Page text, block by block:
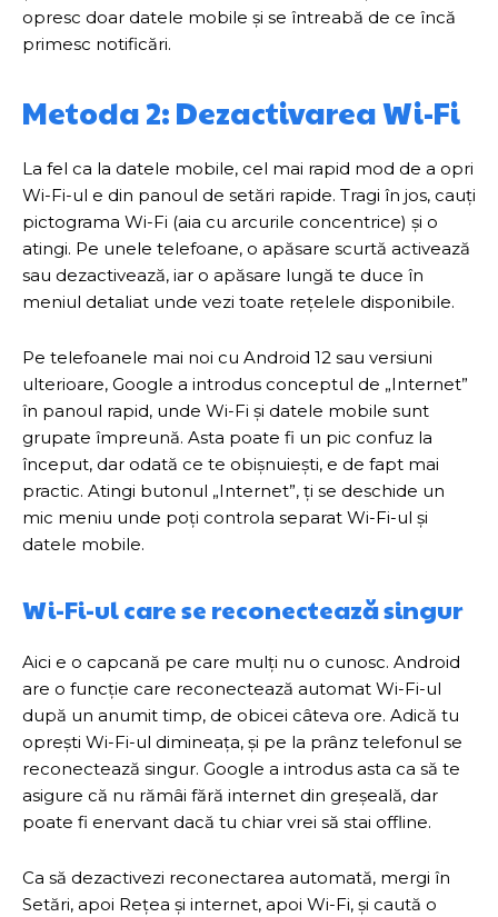
opresc doar datele mobile și se întreabă de ce încă
primesc notificări.
Metoda 2: Dezactivarea Wi-Fi
La fel ca la datele mobile, cel mai rapid mod de a opri
Wi-Fi-ul e din panoul de setări rapide. Tragi în jos, cauți
pictograma Wi-Fi (aia cu arcurile concentrice) și o
atingi. Pe unele telefoane, o apăsare scurtă activează
sau dezactivează, iar o apăsare lungă te duce în
meniul detaliat unde vezi toate rețelele disponibile.
Pe telefoanele mai noi cu Android 12 sau versiuni
ulterioare, Google a introdus conceptul de „Internet”
în panoul rapid, unde Wi-Fi și datele mobile sunt
grupate împreună. Asta poate fi un pic confuz la
început, dar odată ce te obișnuiești, e de fapt mai
practic. Atingi butonul „Internet”, ți se deschide un
mic meniu unde poți controla separat Wi-Fi-ul și
datele mobile.
Wi-Fi-ul care se reconectează singur
Aici e o capcană pe care mulți nu o cunosc. Android
are o funcție care reconectează automat Wi-Fi-ul
după un anumit timp, de obicei câteva ore. Adică tu
oprești Wi-Fi-ul dimineața, și pe la prânz telefonul se
reconectează singur. Google a introdus asta ca să te
asigure că nu rămâi fără internet din greșeală, dar
poate fi enervant dacă tu chiar vrei să stai offline.
Ca să dezactivezi reconectarea automată, mergi în
Setări, apoi Rețea și internet, apoi Wi-Fi, și caută o